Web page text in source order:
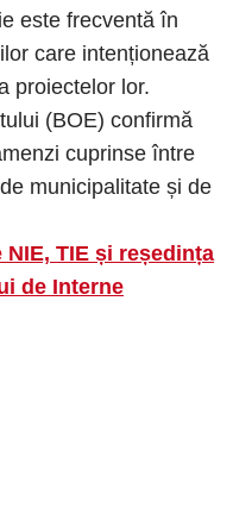
este frecventă în
care intenționează
proiectelor lor.
(BOE) confirmă
cuprinse între
municipalitate și de
TIE și reședința
de Interne